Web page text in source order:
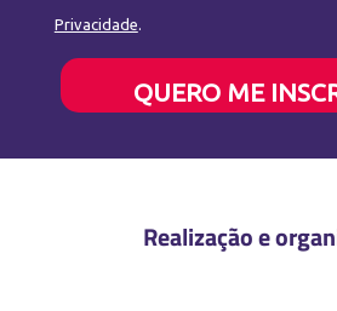
Privacidade.
QUERO ME
Realização e